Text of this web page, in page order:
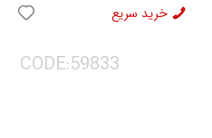
خرید سریع